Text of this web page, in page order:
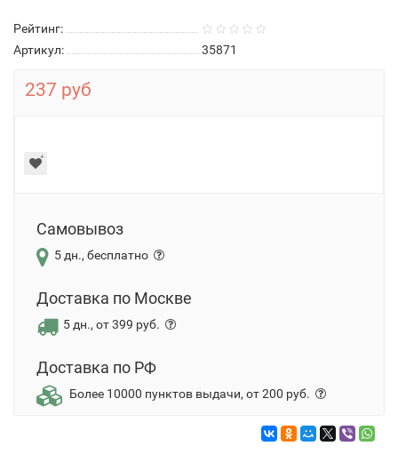
Рейтинг:
Артикул:
35871
237 руб
Самовывоз
5 дн., бесплатно
Доставка по Москве
5 дн., от 399 руб.
Доставка по РФ
Более 10000 пунктов выдачи, от 200 руб.